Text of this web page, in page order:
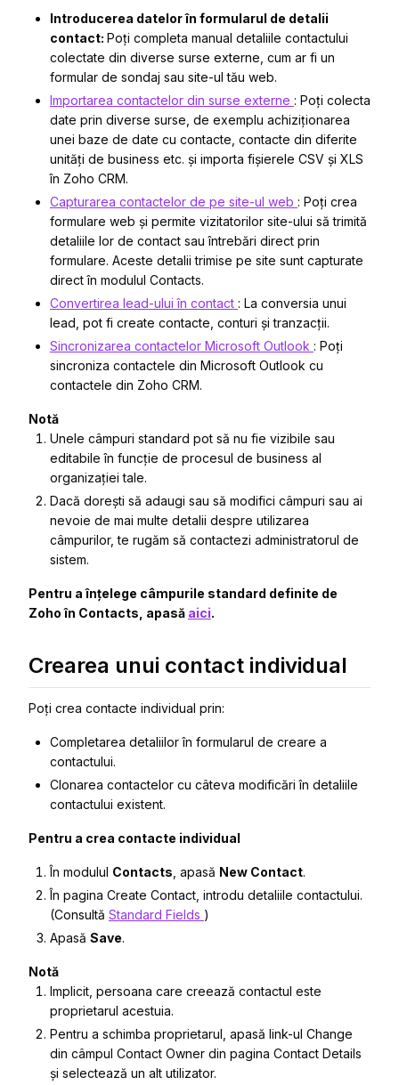
Introducerea datelor în formularul de detalii
contact: Poți completa manual detaliile contactului
colectate din diverse surse externe, cum ar fi un
formular de sondaj sau site-ul tău web.
Importarea contactelor din surse externe : Poți colecta
date prin diverse surse, de exemplu achiziționarea
unei baze de date cu contacte, contacte din diferite
unități de business etc. și importa fișierele CSV și XLS
în Zoho CRM.
Capturarea contactelor de pe site-ul web : Poți crea
formulare web și permite vizitatorilor site-ului să trimită
detaliile lor de contact sau întrebări direct prin
formulare. Aceste detalii trimise pe site sunt capturate
direct în modulul Contacts.
Convertirea lead-ului în contact : La conversia unui
lead, pot fi create contacte, conturi și tranzacții.
Sincronizarea contactelor Microsoft Outlook : Poți
sincroniza contactele din Microsoft Outlook cu
contactele din Zoho CRM.
Notă
Unele câmpuri standard pot să nu fie vizibile sau
editabile în funcție de procesul de business al
organizației tale.
Dacă dorești să adaugi sau să modifici câmpuri sau ai
nevoie de mai multe detalii despre utilizarea
câmpurilor, te rugăm să contactezi administratorul de
sistem.
Pentru a înțelege câmpurile standard definite de
Zoho în Contacts, apasă aici.
Crearea unui contact individual
Poți crea contacte individual prin:
Completarea detaliilor în formularul de creare a
contactului.
Clonarea contactelor cu câteva modificări în detaliile
contactului existent.
Pentru a crea contacte individual
În modulul Contacts , apasă New Contact.
În pagina Create Contact , introdu detaliile contactului.
(Consultă Standard Fields )
Apasă Save.
Notă
Implicit, persoana care creează contactul este
proprietarul acestuia.
Pentru a schimba proprietarul, apasă link-ul Change
din câmpul Contact Owner din pagina Contact Details
și selectează un alt utilizator.